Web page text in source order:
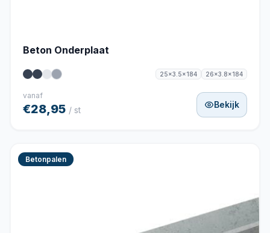
Beton Onderplaat
25x3.5x184 26x3.8x184
vanaf
€28,95 / st
Bekijk
Betonpalen